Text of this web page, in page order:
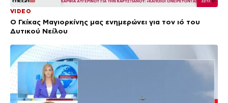
VIDEO
Ο Γκίκας Μαγιορκίνης μας ενημερώνει για τον ιό του
Δυτικού Νείλου